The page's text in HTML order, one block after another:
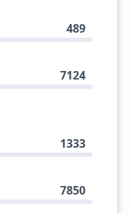
489
7124
1333
7850